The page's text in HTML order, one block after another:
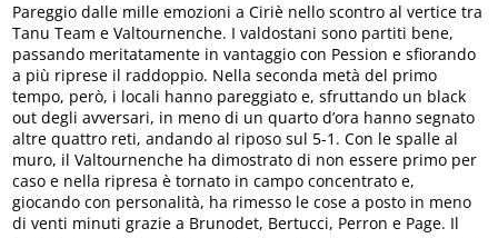
Pareggio dalle mille emozioni a Ciriè nello scontro al vertice tra
Tanu Team e Valtournenche. I valdostani sono partiti bene,
passando meritatamente in vantaggio con Pession e sfiorando
a più riprese il raddoppio. Nella seconda metà del primo
tempo, però, i locali hanno pareggiato e, sfruttando un black
out degli avversari, in meno di un quarto d’ora hanno segnato
altre quattro reti, andando al riposo sul 5-1. Con le spalle al
muro, il Valtournenche ha dimostrato di non essere primo per
caso e nella ripresa è tornato in campo concentrato e,
giocando con personalità, ha rimesso le cose a posto in meno
di venti minuti grazie a Brunodet, Bertucci, Perron e Page. Il